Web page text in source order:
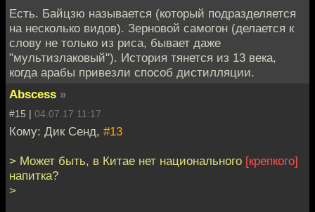
Есть. Байцзю называется (который подразделяется
на несколько видов). Зерновой самогон (делается к
слову не только из риса, бывает даже
"мультизлаковый"). История тянется из 13 века,
когда арабы привезли способ дистилляции.
Abscess »
#15 | 04.07.17 11:17
Кому: Дик Сенд, #13
> Может быть, в Китае нет национального [крепкого]
напитка?
>